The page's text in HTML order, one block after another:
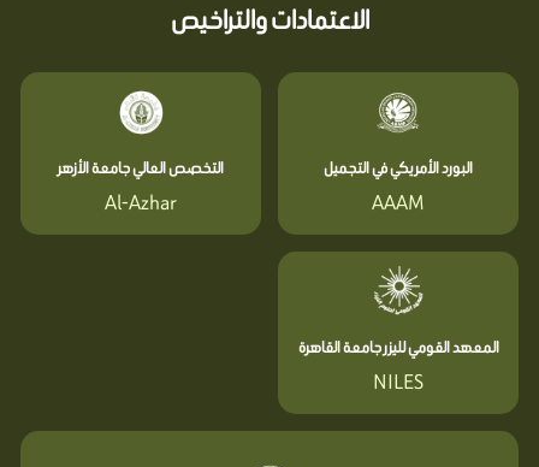
الاعتمادات والتراخيص
البورد الأمريكي في التجميل
AAAM
التخصص العالي جامعة الأزهر
Al-Azhar
المعهد القومي لليزر جامعة القاهرة
NILES